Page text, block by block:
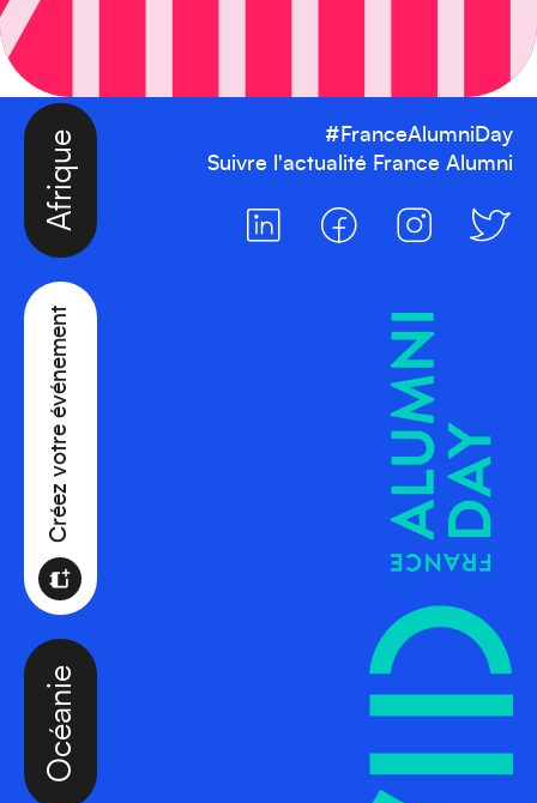
Océanie
Créez votre événement
Afrique
#FranceAlumniDay
Suivre l'actualité France Alumni